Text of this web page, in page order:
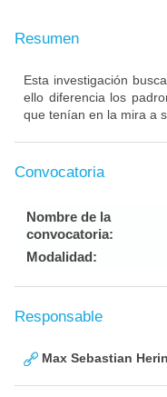
Resumen
Esta investigación
ello diferencia los
que tenían en la mira a
Convocatoria
Nombre de la
convocatoria:
Modalidad:
Responsable
Max Sebastian